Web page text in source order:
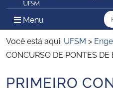
Ministério da Defesa
Ministério das Relações Exteriores
Menu Menu Principal
Você está aqui: UFSM >
CONCURSO DE PONTES DE
Início do conteúdo
PRIMEIRO